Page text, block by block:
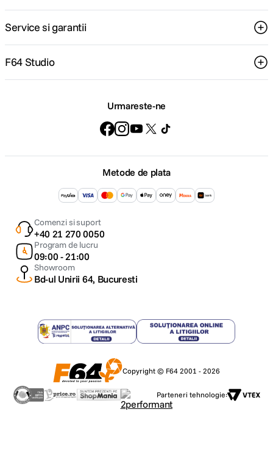
Service si garantii
F64 Studio
Urmareste-ne
Metode de plata
Comenzi si suport
+40 21 270 0050
Program de lucru
09:00 - 21:00
Showroom
Bd-ul Unirii 64, Bucuresti
Copyright © F64 2001 - 2026
Parteneri tehnologie: